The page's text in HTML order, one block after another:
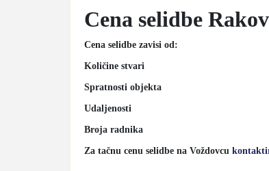
Cena selidbe
Cena selidbe zavisi od:
Količine stvari
Spratnosti objekta
Udaljenosti
Broja radnika
Za tačnu cenu selidbe na Voždovcu